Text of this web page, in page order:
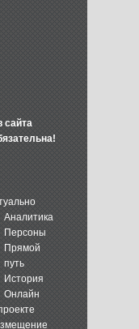
сайта
Аналитика
Персоны
Прямой
путь
История
Онлайн